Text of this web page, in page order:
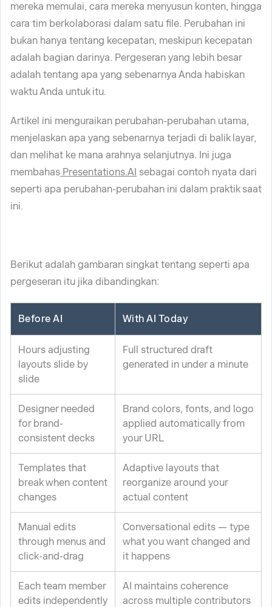
mereka memulai, cara mereka menyusun konten, hingga
cara tim berkolaborasi dalam satu file. Perubahan ini
bukan hanya tentang kecepatan, meskipun kecepatan
adalah bagian darinya. Pergeseran yang lebih besar
adalah tentang apa yang sebenarnya Anda habiskan
waktu Anda untuk itu.
Artikel ini menguraikan perubahan-perubahan utama,
menjelaskan apa yang sebenarnya terjadi di balik layar,
dan melihat ke mana arahnya selanjutnya. Ini juga
membahas Presentations.AI sebagai contoh nyata dari
seperti apa perubahan-perubahan ini dalam praktik saat
ini.
Berikut adalah gambaran singkat tentang seperti apa
pergeseran itu jika dibandingkan:
Before AI With AI Today
Hours adjusting
layouts slide by
slide
Full structured draft
generated in under a minute
Designer needed
for brand-
consistent decks
Brand colors, fonts, and logo
applied automatically from
your URL
Templates that
break when content
changes
Adaptive layouts that
reorganize around your
actual content
Manual edits
through menus and
click-and-drag
Conversational edits — type
what you want changed and
it happens
Each team member
edits independently
AI maintains coherence
across multiple contributors